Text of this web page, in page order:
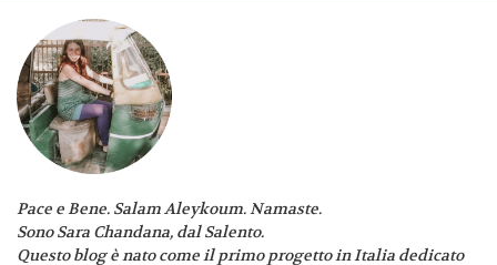
Pace e Bene. Salam Aleykoum. Namaste.
Sono Sara Chandana, dal Salento.
Questo blog è nato come il primo progetto in Italia dedicato